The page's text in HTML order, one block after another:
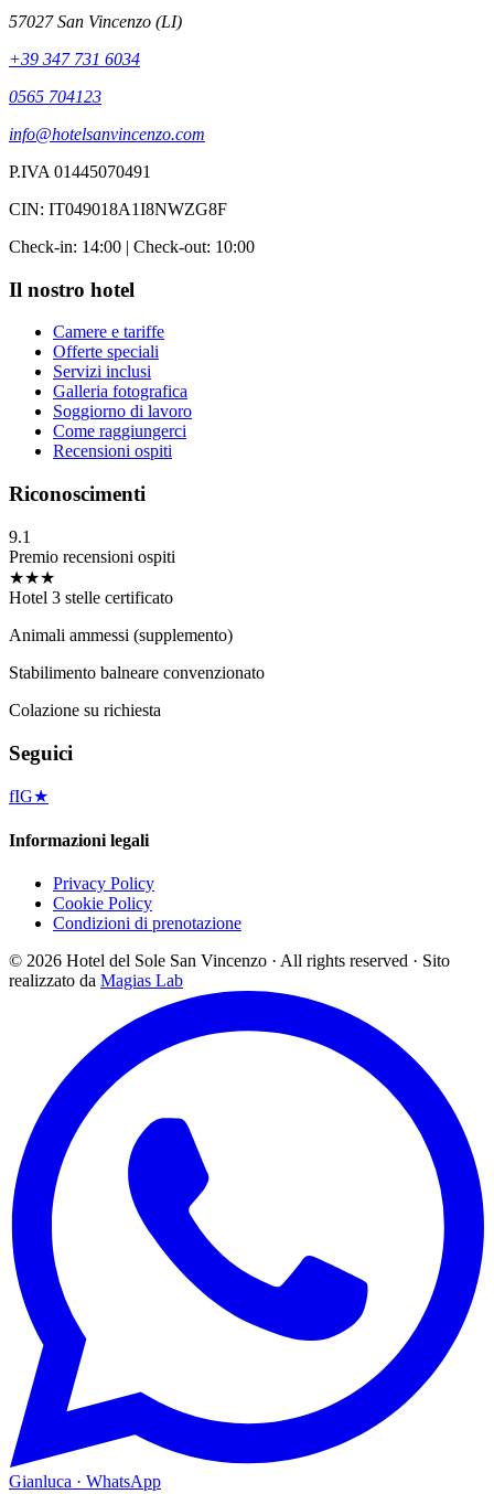
57027 San Vincenzo (LI)
+39 347 731 6034
0565 704123
info@hotelsanvincenzo.com
P.IVA 01445070491
CIN: IT049018A1I8NWZG8F
Check-in: 14:00 | Check-out: 10:00
Il nostro hotel
Camere e tariffe
Offerte speciali
Servizi inclusi
Galleria fotografica
Soggiorno di lavoro
Come raggiungerci
Recensioni ospiti
Riconoscimenti
9.1
Premio recensioni ospiti
★★★
Hotel 3 stelle certificato
Animali ammessi (supplemento)
Stabilimento balneare convenzionato
Colazione su richiesta
Seguici
fIG★
Informazioni legali
Privacy Policy
Cookie Policy
Condizioni di prenotazione
© 2026 Hotel del Sole San Vincenzo · All rights reserved · Sito
realizzato da Magias Lab
Gianluca · WhatsApp